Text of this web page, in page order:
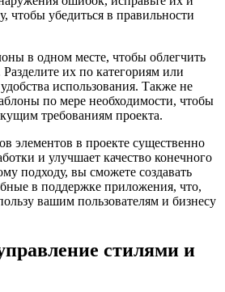
чтобы убедиться в правильности
в одном месте, чтобы облегчить
их по категориям или
использования. Также не
по мере необходимости, чтобы
требованиям проекта.
элементов в проекте существенно
и улучшает качество конечного
подходу, вы сможете создавать
в поддержке приложения, что,
вашим пользователям и бизнесу
стилями и